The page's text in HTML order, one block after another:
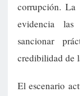
corrupción. La
evidencia
sancionar
credibilidad de
El escenario